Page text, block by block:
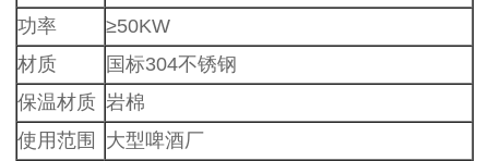
功率
≥50KW
材质
国标304不锈钢
保温材质 岩棉
使用范围
大型啤酒厂